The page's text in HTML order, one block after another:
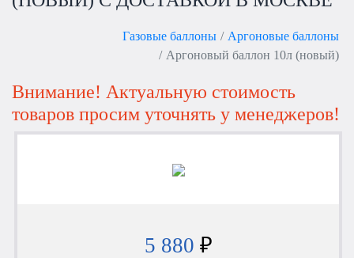
Газовые баллоны
Аргоновые баллоны
Аргоновый баллон 10л (новый)
Внимание! Актуальную стоимость
товаров просим уточнять у менеджеров!
5 880 ₽